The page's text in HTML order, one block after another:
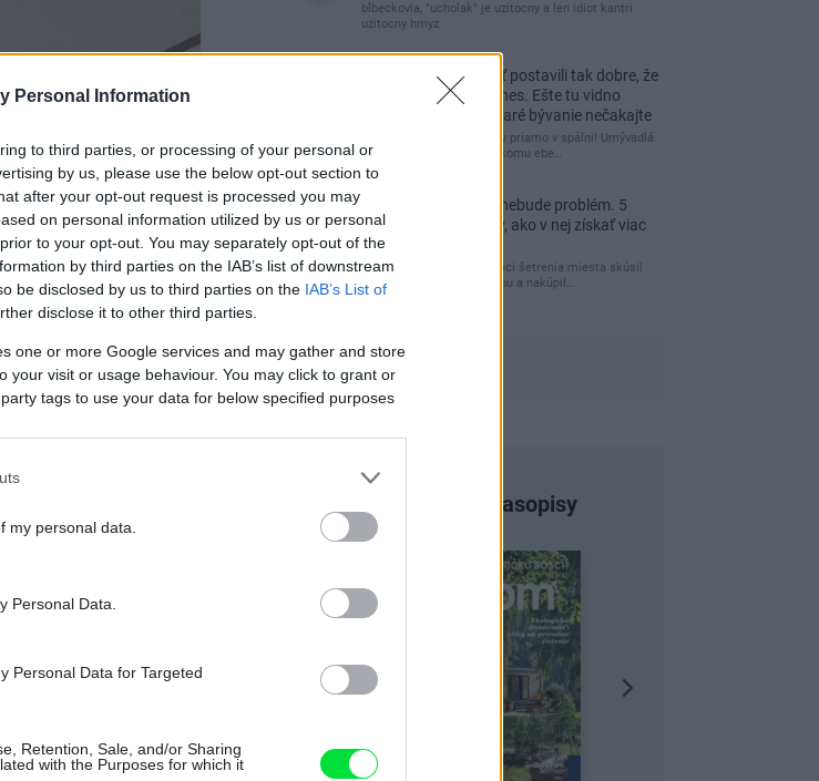
Personal Information
to third parties, or processing of your personal or
by us, please use the below opt-out section to
after your opt-out request is processed you may
on personal information utilized by us or personal
to your opt-out. You may separately opt-out of the
by third parties on the IAB’s list of downstream
be disclosed by us to third parties on the IAB’s List of
disclose it to other third parties.
one or more Google services and may gather and store
your visit or usage behaviour. You may click to grant or
tags to use your data for below specified purposes
my personal data.
Personal Data.
Personal Data for Targeted
Retention, Sale, and/or Sharing
with the Purposes for which it
blbeckovia, "ucholak" je uzitocny a len idiot kantri
uzitocny hmyz
Re: Vidiecku usadlosť postavili tak dobre, že
domáceho chráni i dnes. Ešte tu vidno
kamenné múry, no staré bývanie nečakajte
čakám kedy budú wc misy priamo v spálni! Umývadlá
už sú štandardom! Tu niekomu ebe…
Re: Tesná spálňa už nebude problém. 5
praktických nápadov, ako v nej získať viac
úložného miesta
Ja som pred časom v rámci šetrenia miesta skúsil
využiť priestor pod posteľou a nakúpil…
Najnovšie časopisy